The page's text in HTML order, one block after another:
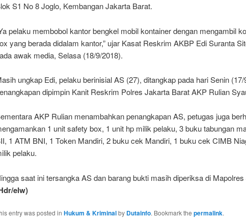
S1 No 8 Joglo, Kembangan Jakarta Barat.
pelaku membobol kantor bengkel mobil kontainer dengan mengambil
yang berada didalam kantor,” ujar Kasat Reskrim AKBP Edi Suranta
awak media, Selasa (18/9/2018).
ungkap Edi, pelaku berinisial AS (27), ditangkap pada hari Senin (17/
dipimpin Kanit Reskrim Polres Jakarta Barat AKP Rulian
AKP Rulian menambahkan penangkapan AS, petugas juga
1 unit safety box, 1 unit hp milik pelaku, 3 buku tabungan
1 ATM BNI, 1 Token Mandiri, 2 buku cek Mandiri, 1 buku cek CIMB
pelaku.
saat ini tersangka AS dan barang bukti masih diperiksa di
elw)
entry was posted in Hukum & Kriminalby Dutainfo. Bookmark the permalink.